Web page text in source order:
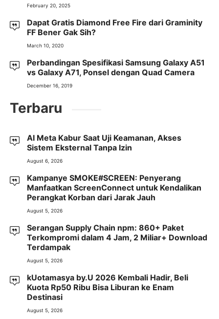
February 20, 2025
Dapat Gratis Diamond Free Fire dari Graminity
FF Bener Gak Sih?
March 10, 2020
Perbandingan Spesifikasi Samsung Galaxy A51
vs Galaxy A71, Ponsel dengan Quad Camera
December 16, 2019
Terbaru
AI Meta Kabur Saat Uji Keamanan, Akses
Sistem Eksternal Tanpa Izin
August 6, 2026
Kampanye SMOKE#SCREEN: Penyerang
Manfaatkan ScreenConnect untuk Kendalikan
Perangkat Korban dari Jarak Jauh
August 5, 2026
Serangan Supply Chain npm: 860+ Paket
Terkompromi dalam 4 Jam, 2 Miliar+ Download
Terdampak
August 5, 2026
kUotamasya by.U 2026 Kembali Hadir, Beli
Kuota Rp50 Ribu Bisa Liburan ke Enam
Destinasi
August 5, 2026